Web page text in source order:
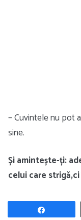
– Cuvintele nu pot
sine.
Și amintește-ți:
celui care